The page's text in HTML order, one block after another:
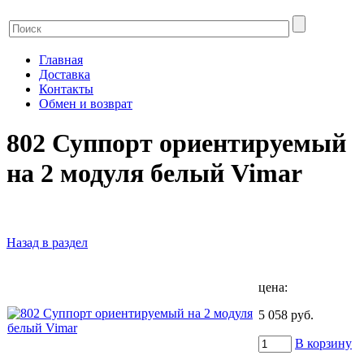
Главная
Доставка
Контакты
Обмен и возврат
802 Суппорт ориентируемый
на 2 модуля белый Vimar
Назад в раздел
цена:
5 058 руб.
В корзину